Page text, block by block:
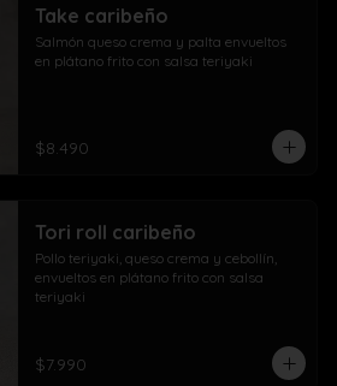
Take caribeño
Salmón queso crema y palta envueltos
en plátano frito con salsa teriyaki
$8.490
Tori roll caribeño
Pollo teriyaki, queso crema y cebollín,
envueltos en plátano frito con salsa
teriyaki
$7.990